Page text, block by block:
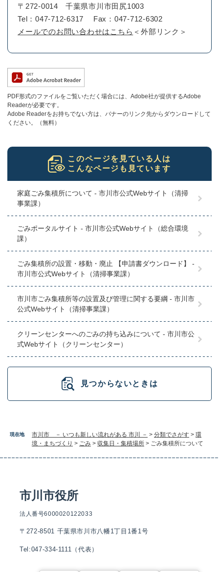
現在地 市川市 － いつも新しい流れがある 市川 － > 分類でさがす > 環
境・まちづくり > ごみ > 収集日・集積場所 > ごみ集積所について
〒272-0014
千葉県市川市田尻1003
Tel：047-712-6317
Fax：047-712-6302
メールでのお問い合わせはこちら ＜外部リンク＞
PDF形式のファイルをご覧いただく場合には、Adobe社が提供するAdobe
Readerが必要です。
Adobe Readerをお持ちでない方は、バナーのリンク先からダウンロードして
ください。（無料）
このページを見ている人は
こんなページも見ています
家庭ごみ集積所について - 市川市公式Webサイト（清掃
事業課）
ごみポータルサイト - 市川市公式Webサイト（総合環境
課）
ごみ集積所の設置・移動・廃止 【申請書ダウンロード】 -
市川市公式Webサイト（清掃事業課）
市川市ごみ集積所等の設置及び管理に関する要綱 - 市川市
公式Webサイト（清掃事業課）
クリーンセンターへのごみの持ち込みについて - 市川市公
式Webサイト（クリーンセンター）
見つからないときは
市川市役所
法人番号6000020122033
〒272-8501 千葉県市川市八幡1丁目1番1号
Tel:047-334-1111（代表）